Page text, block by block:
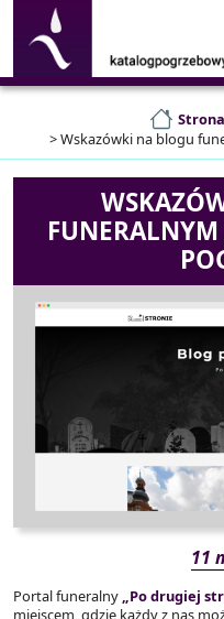
>Wskazówki na blogu
11
Portal funeralny „Po drugiej
miejscem, gdzie każdy z nas